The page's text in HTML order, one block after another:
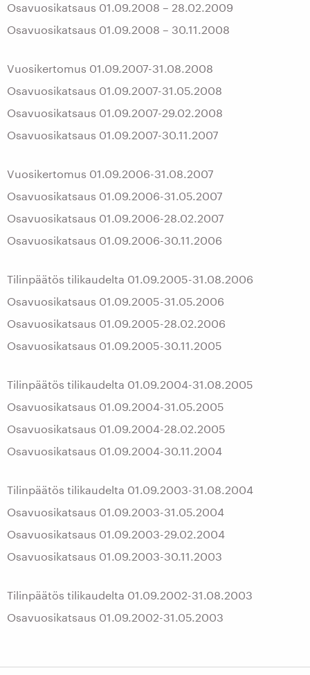
Osavuosikatsaus 01.09.2008 – 28.02.2009
Osavuosikatsaus 01.09.2008 – 30.11.2008
Vuosikertomus 01.09.2007-31.08.2008
Osavuosikatsaus 01.09.2007-31.05.2008
Osavuosikatsaus 01.09.2007-29.02.2008
Osavuosikatsaus 01.09.2007-30.11.2007
Vuosikertomus 01.09.2006-31.08.2007
Osavuosikatsaus 01.09.2006-31.05.2007
Osavuosikatsaus 01.09.2006-28.02.2007
Osavuosikatsaus 01.09.2006-30.11.2006
Tilinpäätös tilikaudelta 01.09.2005-31.08.2006
Osavuosikatsaus 01.09.2005-31.05.2006
Osavuosikatsaus 01.09.2005-28.02.2006
Osavuosikatsaus 01.09.2005-30.11.2005
Tilinpäätös tilikaudelta 01.09.2004-31.08.2005
Osavuosikatsaus 01.09.2004-31.05.2005
Osavuosikatsaus 01.09.2004-28.02.2005
Osavuosikatsaus 01.09.2004-30.11.2004
Tilinpäätös tilikaudelta 01.09.2003-31.08.2004
Osavuosikatsaus 01.09.2003-31.05.2004
Osavuosikatsaus 01.09.2003-29.02.2004
Osavuosikatsaus 01.09.2003-30.11.2003
Tilinpäätös tilikaudelta 01.09.2002-31.08.2003
Osavuosikatsaus 01.09.2002-31.05.2003